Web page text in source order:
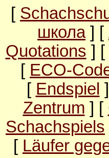
[
школа] [
Quotations ] [
[ ECO-
[ Endspiel
Zentrum ] [
Schachspiels
[ Läufer